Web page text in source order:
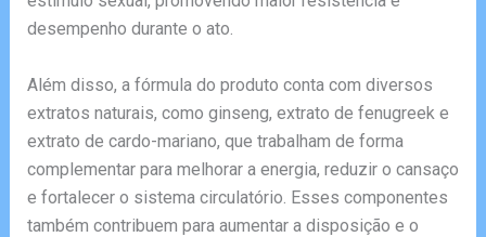
desempenho durante o ato.
Além disso, a fórmula do produto conta com diversos
extratos naturais, como ginseng, extrato de fenugreek e
extrato de cardo-mariano, que trabalham de forma
complementar para melhorar a energia, reduzir o cansaço
e fortalecer o sistema circulatório. Esses componentes
também contribuem para aumentar a disposição e o